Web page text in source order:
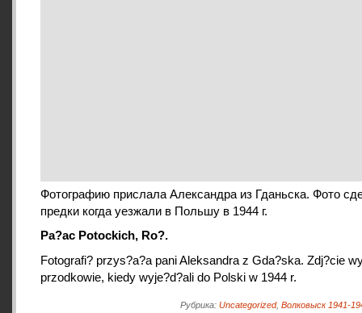
Фотографию прислала Александра из Гданьска. Фото
предки когда уезжали в Польшу в 1944 г.
Pa?ac Potockich, Ro?.
Fotografi? przys?a?a pani Aleksandra z Gda?ska. Zdj?cie
przodkowie, kiedy wyje?d?ali do Polski w 1944 r.
Рубрика: Uncategorized, Волковыск 1941-